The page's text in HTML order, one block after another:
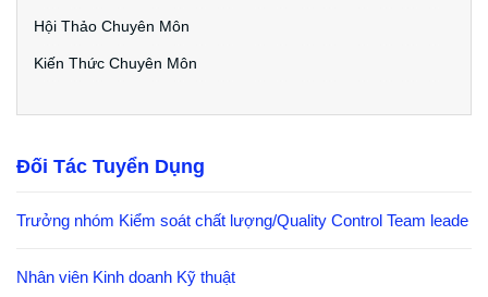
Hội Thảo Chuyên Môn
Kiến Thức Chuyên Môn
Đối Tác Tuyển Dụng
Trưởng nhóm Kiểm soát chất lượng/Quality Control Team leade
Nhân viên Kinh doanh Kỹ thuật